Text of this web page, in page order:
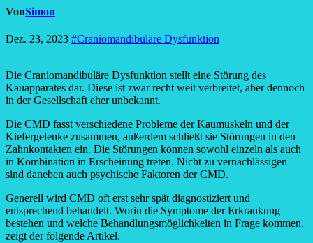
VonSimon
Dez. 23, 2023 #Craniomandibuläre Dysfunktion
Die Craniomandibuläre Dysfunktion stellt eine Störung des
Kauapparates dar. Diese ist zwar recht weit verbreitet, aber dennoch
in der Gesellschaft eher unbekannt.
Die CMD fasst verschiedene Probleme der Kaumuskeln und der
Kiefergelenke zusammen, außerdem schließt sie Störungen in den
Zahnkontakten ein. Die Störungen können sowohl einzeln als auch
in Kombination in Erscheinung treten. Nicht zu vernachlässigen
sind daneben auch psychische Faktoren der CMD.
Generell wird CMD oft erst sehr spät diagnostiziert und
entsprechend behandelt. Worin die Symptome der Erkrankung
bestehen und welche Behandlungsmöglichkeiten in Frage kommen,
zeigt der folgende Artikel.